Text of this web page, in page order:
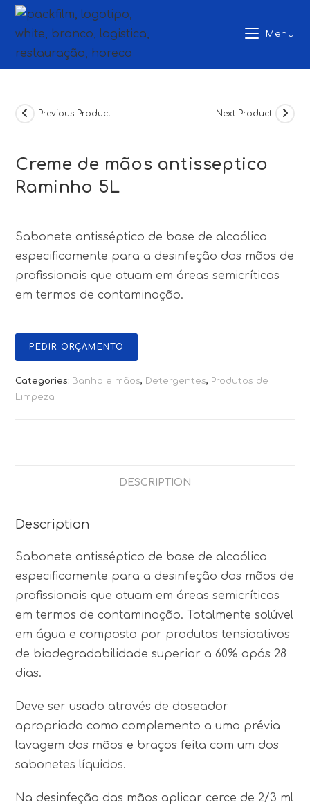
Skip
Menu
Previous Product Next Product
Creme de mãos antisseptico
Raminho 5L
Sabonete antisséptico de base de alcoólica
especificamente para a desinfeção das mãos de
profissionais que atuam em áreas semicríticas
em termos de contaminação.
PEDIR ORÇAMENTO
Categories: Banho e mãos, Detergentes, Produtos de
Limpeza
DESCRIPTION
Description
Sabonete antisséptico de base de alcoólica
especificamente para a desinfeção das mãos de
profissionais que atuam em áreas semicríticas
em termos de contaminação. Totalmente solúvel
em água e composto por produtos tensioativos
de biodegradabilidade superior a 60% após 28
dias.
Deve ser usado através de doseador
apropriado como complemento a uma prévia
lavagem das mãos e braços feita com um dos
sabonetes líquidos.
Na desinfeção das mãos aplicar cerce de 2/3 ml